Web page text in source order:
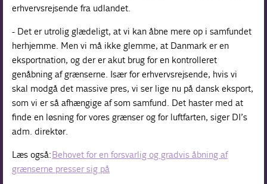
erhvervsrejsende fra udlandet.
- Det er utrolig glædeligt, at vi kan åbne mere op i samfundet
herhjemme. Men vi må ikke glemme, at Danmark er en
eksportnation, og der er akut brug for en kontrolleret
genåbning af grænserne. Især for erhvervsrejsende, hvis vi
skal modgå det massive pres, vi ser lige nu på dansk eksport,
som vi er så afhængige af som samfund. Det haster med at
finde en løsning for vores grænser og for luftfarten, siger DI’s
adm. direktør.
Læs også:Behovet for en forsvarlig og gradvis åbning af
grænserne presser sig på